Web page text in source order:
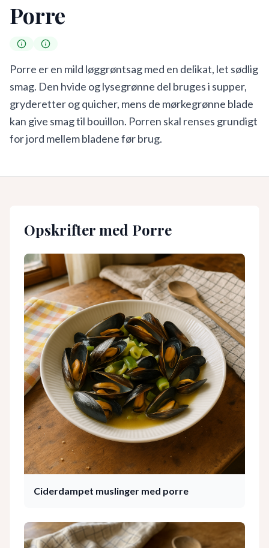
Porre
Porre er en mild løggrøntsag med en delikat, let sødlig
smag. Den hvide og lysegrønne del bruges i supper,
gryderetter og quicher, mens de mørkegrønne blade
kan give smag til bouillon. Porren skal renses grundigt
for jord mellem bladene før brug.
Opskrifter med Porre
Ciderdampet muslinger med porre